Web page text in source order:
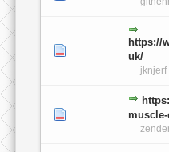
https://
uk/
jknjerf
0 głosów - średnia
0 głosów - średnia 1